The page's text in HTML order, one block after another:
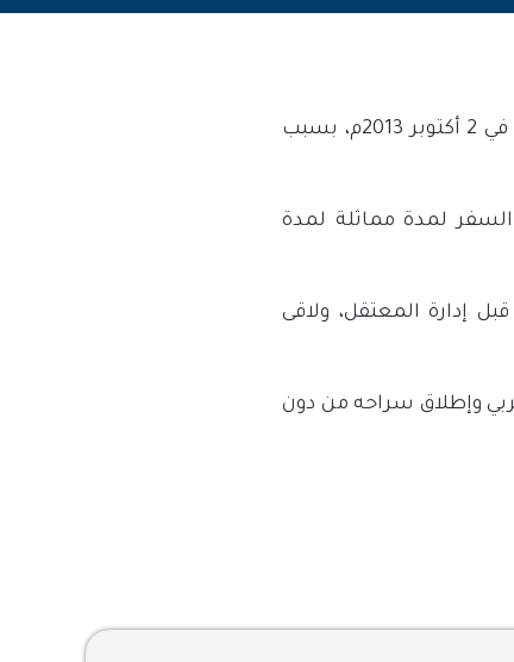
في 2 أكتوبر 2013م، بسبب
عقوبة الحبس لمدة 10 أعوام، ومنع من السفر لمدة مماثلة لمدة
إدارة المعتقل، ولاقى
وإطلاق سراحه من دون